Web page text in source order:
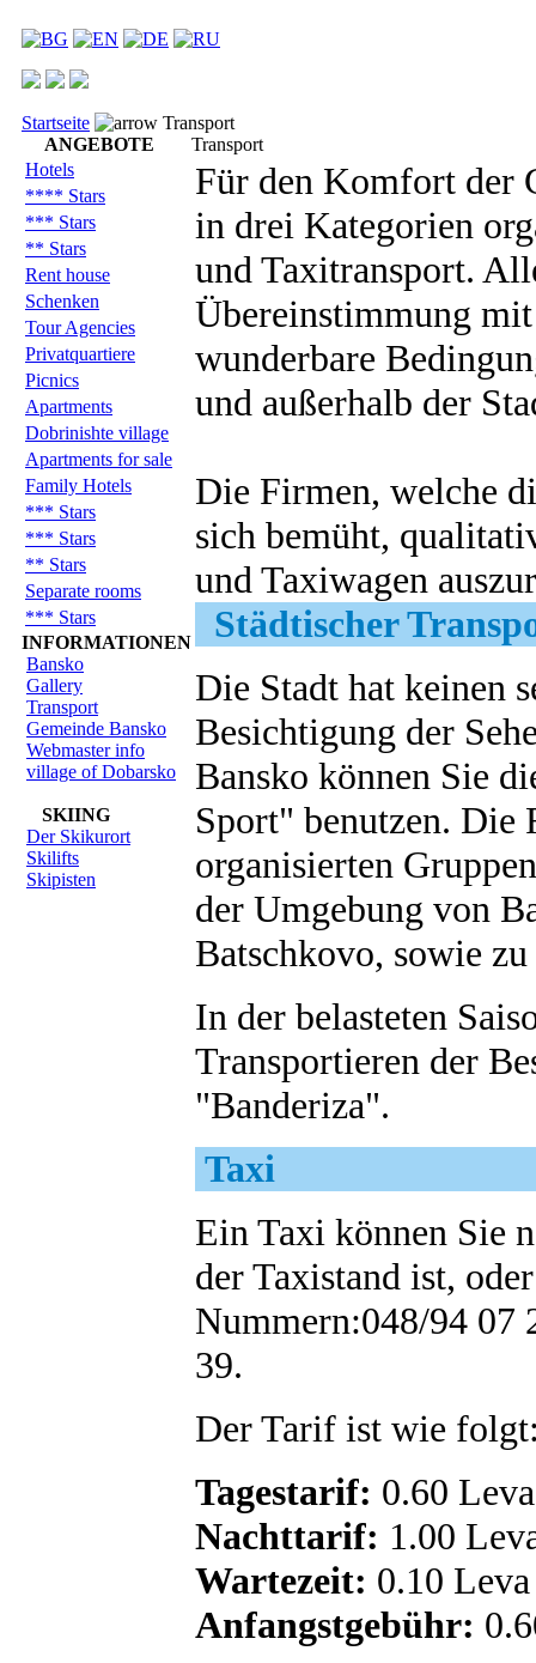
Startseite
Transport
ANGEBOTE
Hotels
**** Stars
*** Stars
** Stars
Rent house
Schenken
Tour Agencies
Privatquartiere
Picnics
Apartments
Dobrinishte village
Apartments for sale
Family Hotels
*** Stars
*** Stars
** Stars
Separate rooms
*** Stars
INFORMATIONEN
Bansko
Gallery
Transport
Gemeinde Bansko
Webmaster info
village of Dobarsko
SKIING
Der Skikurort
Skilifts
Skipisten
Transport
Für den Komfort der
in drei Kategorien
und Taxitransport.
Übereinstimmung
wunderbare
und außerhalb der
Die Firmen, welche
sich bemüht,
und Taxiwagen
Städtischer
Die Stadt hat keinen
Besichtigung der
Bansko können Sie
Sport" benutzen. Die
organisierten
der Umgebung von
Batschkovo, sowie
In der belasteten
Transportieren der
"Banderiza".
Taxi
Ein Taxi können Sie
der Taxistand ist,
Nummern:048/94 07
39.
Der Tarif ist wie
Tagestarif: 0.60
Nachttarif: 1.00
Wartezeit: 0.10
Anfangstgebühr: